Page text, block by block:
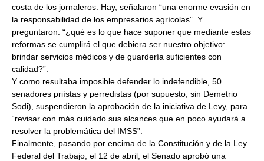
costa de los jornaleros. Hay, señalaron “una enorme evasión en
la responsabilidad de los empresarios agrícolas”. Y
preguntaron: “¿qué es lo que hace suponer que mediante estas
reformas se cumplirá el que debiera ser nuestro objetivo:
brindar servicios médicos y de guardería suficientes con
calidad?”.
Y como resultaba imposible defender lo indefendible, 50
senadores priístas y perredistas (por supuesto, sin Demetrio
Sodi), suspendieron la aprobación de la iniciativa de Levy, para
“revisar con más cuidado sus alcances que en poco ayudará a
resolver la problemática del IMSS”.
Finalmente, pasando por encima de la Constitución y de la Ley
Federal del Trabajo, el 12 de abril, el Senado aprobó una